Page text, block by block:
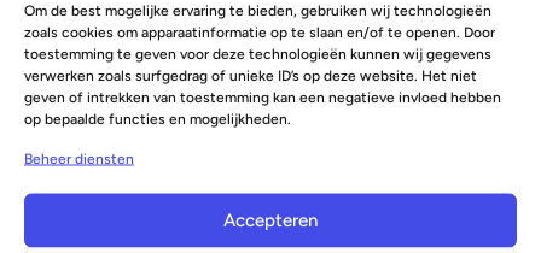
Om de best mogelijke ervaring te bieden, gebruiken wij technologieën
zoals cookies om apparaatinformatie op te slaan en/of te openen. Door
toestemming te geven voor deze technologieën kunnen wij gegevens
verwerken zoals surfgedrag of unieke ID’s op deze website. Het niet
geven of intrekken van toestemming kan een negatieve invloed hebben
op bepaalde functies en mogelijkheden.
Beheer diensten
Accepteren
duidelijke arbeidsnormen. De arbeidsvoorwaarden
zijn over het algemeen uitstekend, met
gereguleerde werktijden, betaald verlof,
ouderschapsverlof en sterke werknemersrechten.
Belastingen zijn progressief en hangen af van je
inkomensniveau. Hoewel de belastingdruk hoog is,
financiert dit publieke diensten zoals